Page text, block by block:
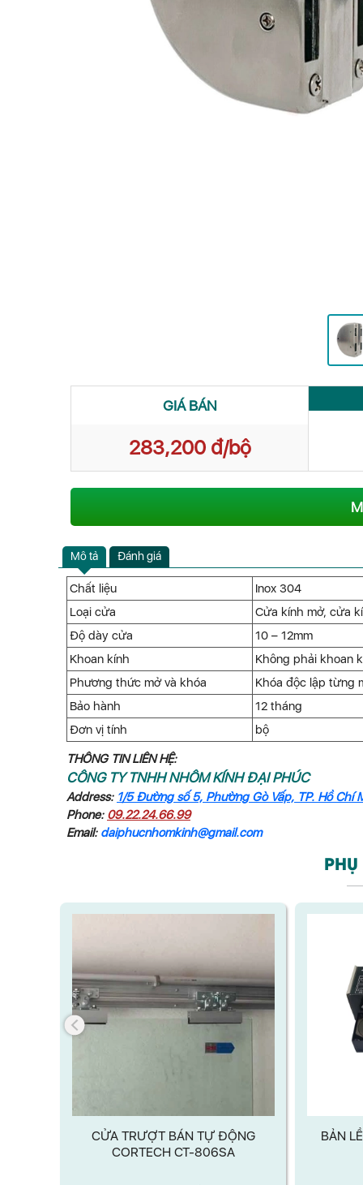
GIÁ BÁN
283,200 đ/bộ
Mô tả Đánh giá
Chất liệu
Inox 304
Loại cửa
Cửa kính mở, cửa
Độ dày cửa
10 – 12mm
Khoan kính
Không phải khoan
Phương thức mở và khóa
Khóa độc lập từng
Bảo hành
12 tháng
Đơn vị tính
bộ
THÔNG TIN LIÊN HỆ:
CÔNG TY TNHH NHÔM KÍNH ĐẠI PHÚC
Address: 1/5 Đường số 5, Phường Gò Vấp, TP. Hồ Chí
Phone: 09.22.24.66.99
Email: daiphucnhomkinh@gmail.com
CỬA TRƯỢT BÁN TỰ ĐỘNG
CORTECH CT-806SA
BẢN